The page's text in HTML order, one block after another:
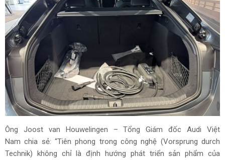
Ông Joost van Houwelingen – Tổng Giám đốc Audi Việt
Nam chia sẻ: “Tiên phong trong công nghệ (Vorsprung durch
Technik) không chỉ là định hướng phát triển sản phẩm của